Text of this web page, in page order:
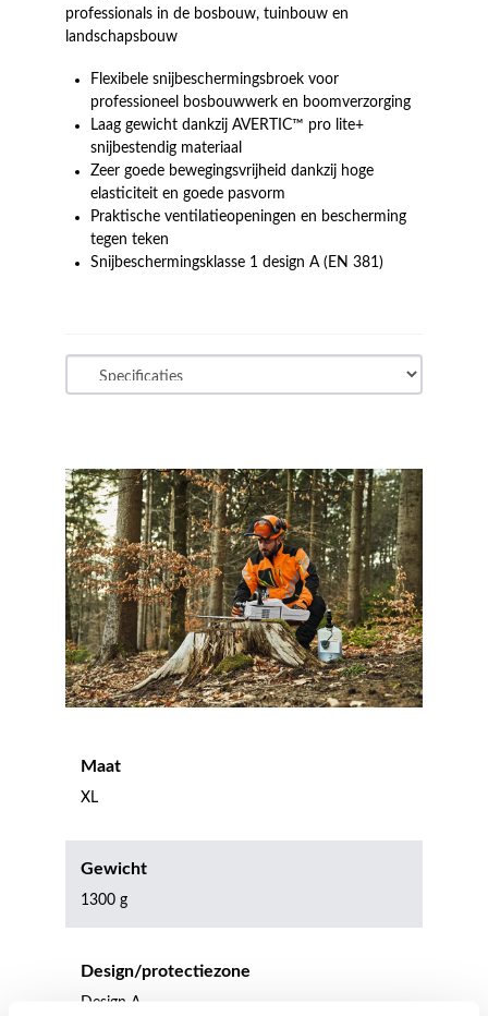
professionals in de bosbouw, tuinbouw en
landschapsbouw
Flexibele snijbeschermingsbroek voor
professioneel bosbouwwerk en boomverzorging
Laag gewicht dankzij AVERTIC™ pro lite+
snijbestendig materiaal
Zeer goede bewegingsvrijheid dankzij hoge
elasticiteit en goede pasvorm
Praktische ventilatieopeningen en bescherming
tegen teken
Snijbeschermingsklasse 1 design A (EN 381)
Maat
XL
Gewicht
1300 g
Design/protectiezone
Design A